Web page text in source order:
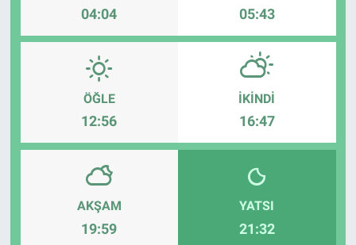
04:04 05:43
ÖĞLE
12:56
İKINDI
16:47
AKŞAM
19:59
YATSI
21:32
Teknoloji
Ramazan